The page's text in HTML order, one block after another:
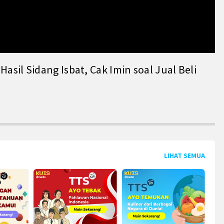
Sidang Isbat, Cak Imin soal Jual Beli
LIHAT SEMUA